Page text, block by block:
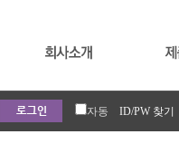
자동 ID/PW 찾기